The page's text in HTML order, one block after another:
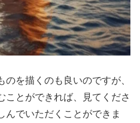
を描くのも良いのですが、
ことができれば、見てくださ
んでいただくことができま